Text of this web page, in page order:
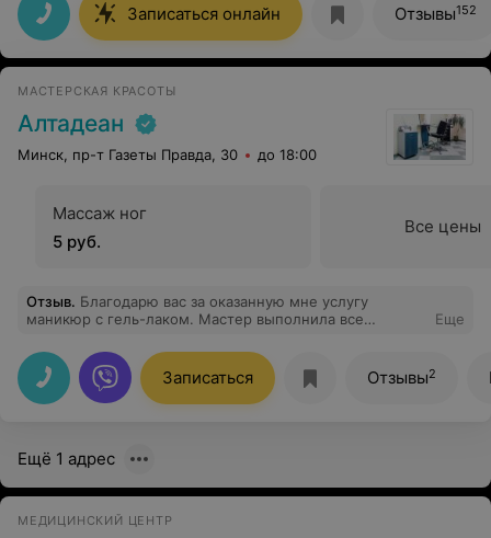
Записаться онлайн Отзывы152
МАСТЕРСКАЯ КРАСОТЫ
Алтадеан
Минск, пр-т Газеты Правда, 30 до 18:00
Массаж ног
5 руб.
Все цены
Отзыв. Благодарю вас за оказанную мне услугу
маникюр с гель-лаком. Мастер выполнила все
помогли определиться с цветом лака. Теперь я рада и
любуюсь своими красивыми ногтями.
Еще
Записаться Отзывы2
Ещё 1 адрес
МЕДИЦИНСКИЙ ЦЕНТР